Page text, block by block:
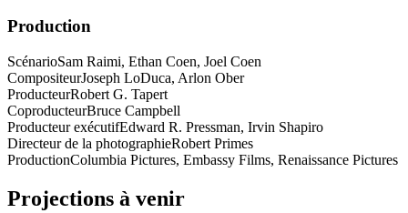
Production
ScénarioSam Raimi, Ethan Coen, Joel Coen
CompositeurJoseph LoDuca, Arlon Ober
ProducteurRobert G. Tapert
CoproducteurBruce Campbell
Producteur exécutifEdward R. Pressman, Irvin Shapiro
Directeur de la photographieRobert Primes
ProductionColumbia Pictures, Embassy Films, Renaissance Pictures
Projections à venir